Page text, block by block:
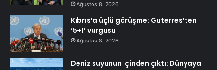
Ağustos 8, 2026
Kıbrıs’a üçlü görüşme: Guterres’ten
‘5+1’ vurgusu
Ağustos 8, 2026
Deniz suyunun içinden çıktı: Dünyaya